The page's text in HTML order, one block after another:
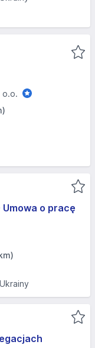
o.o.
o pracę